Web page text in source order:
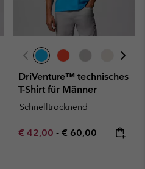
DriVenture™ technisches
T-Shirt für Männer
Schnelltrocknend
Minimum sale price:
€ 42,00 - Maximum price:
€ 60,00